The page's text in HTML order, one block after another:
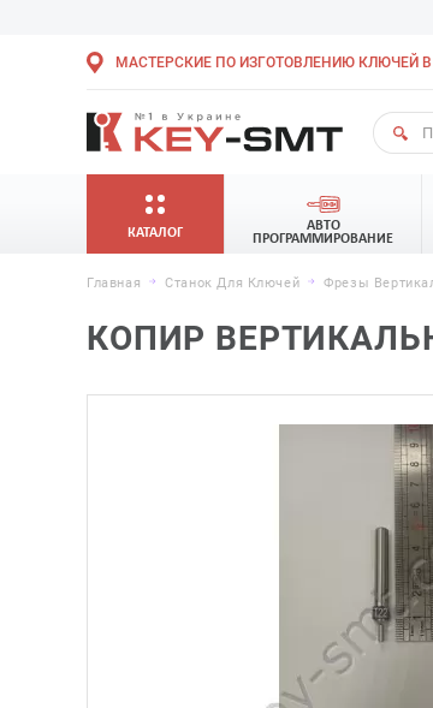
МАСТЕРСКИЕ ПО ИЗГОТОВЛЕНИЮ КЛЮЧЕЙ В
КАТАЛОГ
АВТО
ПРОГРАММИРОВАНИЕ
Главная Станок Для Ключей Фрезы
КОПИР